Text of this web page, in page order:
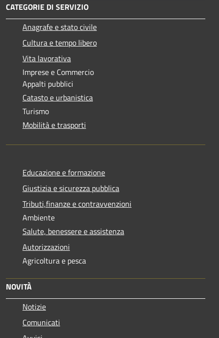
CATEGORIE DI SERVIZIO
Anagrafe e stato civile
Cultura e tempo libero
Vita lavorativa
Imprese e Commercio
Appalti pubblici
Catasto e urbanistica
Turismo
Mobilità e trasporti
Educazione e formazione
Giustizia e sicurezza pubblica
Tributi,finanze e contravvenzioni
Ambiente
Salute, benessere e assistenza
Autorizzazioni
Agricoltura e pesca
NOVITÀ
Notizie
Comunicati